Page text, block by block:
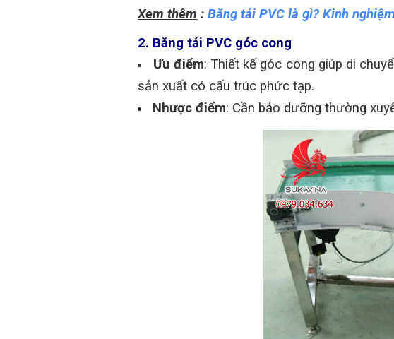
Xem thêm :Băng tải PVC là gì? Kinh
2. Băng tải PVC góc cong
Ưu điểm: Thiết kế góc cong giúp di
sản xuất có cấu trúc phức tạp.
Nhược điểm: Cần bảo dưỡng thường